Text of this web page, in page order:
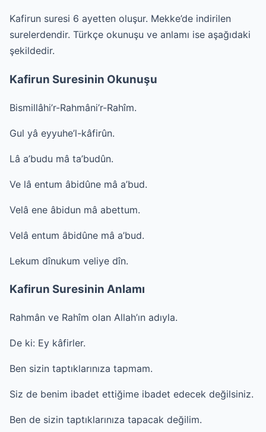
Kafirun suresi 6 ayetten oluşur. Mekke’de indirilen
surelerdendir. Türkçe okunuşu ve anlamı ise aşağıdaki
şekildedir.
Kafirun Suresinin Okunuşu
Bismillâhi’r-Rahmâni’r-Rahîm.
Gul yâ eyyuhe’l-kâfirûn.
Lâ a’budu mâ ta’budûn.
Ve lâ entum âbidûne mâ a’bud.
Velâ ene âbidun mâ abettum.
Velâ entum âbidûne mâ a’bud.
Lekum dînukum veliye dîn.
Kafirun Suresinin Anlamı
Rahmân ve Rahîm olan Allah’ın adıyla.
De ki: Ey kâfirler.
Ben sizin taptıklarınıza tapmam.
Siz de benim ibadet ettiğime ibadet edecek değilsiniz.
Ben de sizin taptıklarınıza tapacak değilim.